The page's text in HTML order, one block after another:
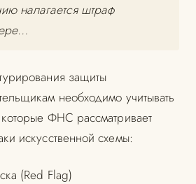
налагается штраф
защиты
необходимо учитывать
ФНС рассматривает
искусственной схемы:
(Red Flag)